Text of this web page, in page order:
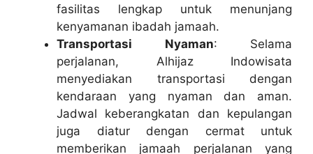
fasilitas lengkap untuk menunjang
kenyamanan ibadah jamaah.
Transportasi Nyaman: Selama
perjalanan, Alhijaz Indowisata
menyediakan transportasi dengan
kendaraan yang nyaman dan aman.
Jadwal keberangkatan dan kepulangan
juga diatur dengan cermat untuk
memberikan jamaah perjalanan yang